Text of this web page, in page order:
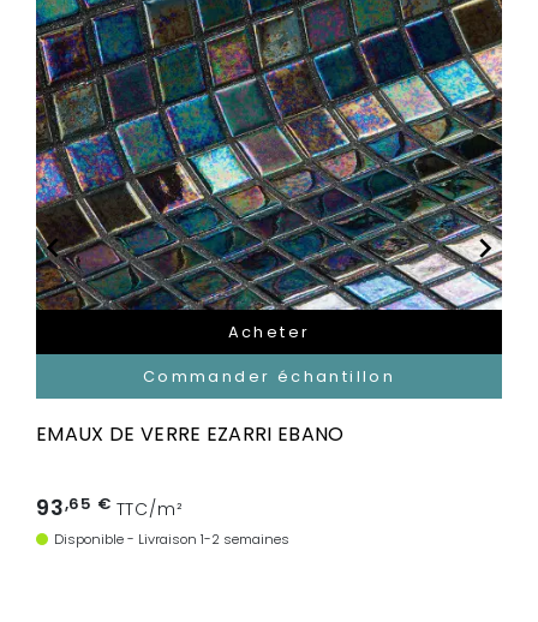

Acheter
Commander échantillon
EMAUX DE VERRE EZARRI EBANO
93,65 € TTC/m²
Disponible - Livraison 1-2 semaines
